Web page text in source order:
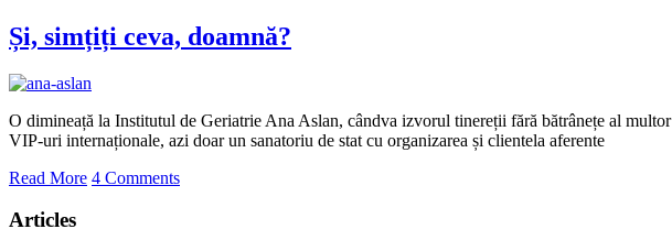
Și, simțiți ceva, doamnă?
O dimineață la Institutul de Geriatrie Ana Aslan, cândva izvorul tinereții fără bătrânețe al multor
VIP-uri internaționale, azi doar un sanatoriu de stat cu organizarea și clientela aferente
Read More 4 Comments
Articles